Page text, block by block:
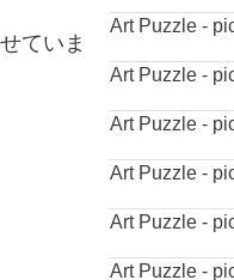
ていま
Art Puzzle -
Art Puzzle -
Art Puzzle -
Art Puzzle -
Art Puzzle -
Art Puzzle -